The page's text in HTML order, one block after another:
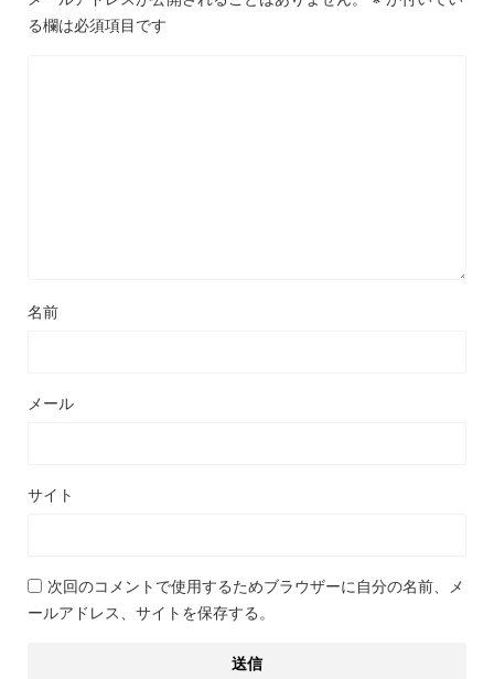
る欄は必須項目です
名前
メール
サイト
次回のコメントで使用するためブラウザーに自分の名前、メ
ールアドレス、サイトを保存する。